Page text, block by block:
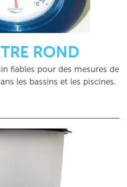
ROND
fiables pour des mesures de
les bassins et les piscines.